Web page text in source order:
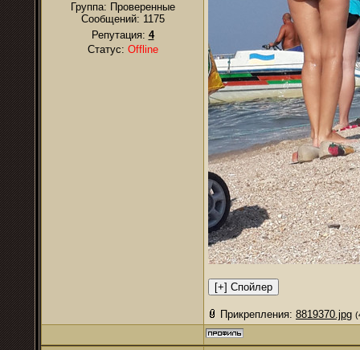
Группа: Проверенные
Сообщений: 1175
Репутация: 4
Статус: Offline
Прикрепления: 8819370.jpg